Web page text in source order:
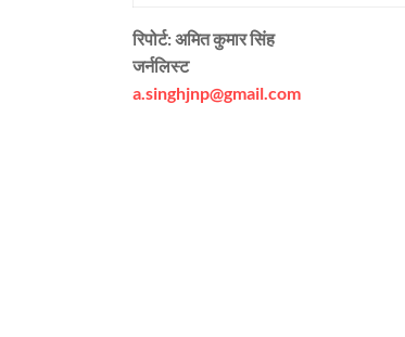
रिपोर्ट: अमित कुमार सिंह
जर्नलिस्ट
a.singhjnp@gmail.com